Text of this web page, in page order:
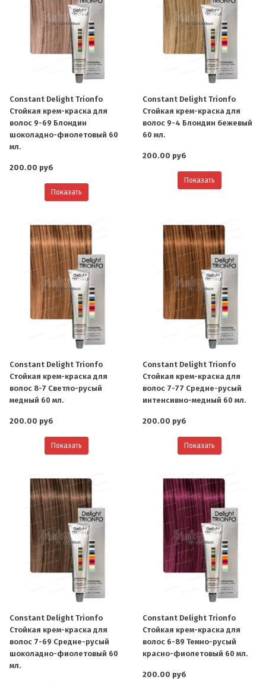
Constant Delight Trionfo
Стойкая крем-краска для
волос 9-69 Блондин
шоколадно-фиолетовый 60
мл.
200.00 руб
Показать
Constant Delight Trionfo
Стойкая крем-краска для
волос 9-4 Блондин бежевый
60 мл.
200.00 руб
Показать
Constant Delight Trionfo
Стойкая крем-краска для
волос 8-7 Светло-русый
медный 60 мл.
200.00 руб
Показать
Constant Delight Trionfo
Стойкая крем-краска для
волос 7-77 Средне-русый
интенсивно-медный 60 мл.
200.00 руб
Показать
Constant Delight Trionfo
Стойкая крем-краска для
волос 7-69 Средне-русый
шоколадно-фиолетовый 60
мл.
Constant Delight Trionfo
Стойкая крем-краска для
волос 6-89 Темно-русый
красно-фиолетовый 60 мл.
200.00 руб